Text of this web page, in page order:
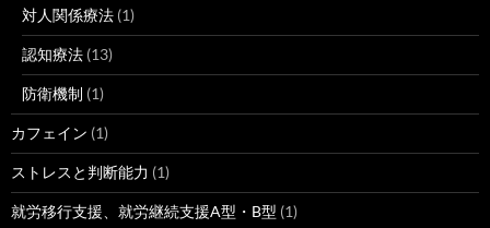
対人関係療法 (1)
認知療法 (13)
防衛機制 (1)
カフェイン (1)
ストレスと判断能力 (1)
就労移行支援、就労継続支援A型・B型 (1)